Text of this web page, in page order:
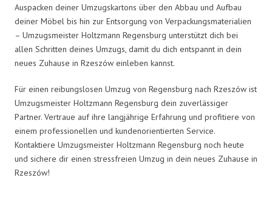
Auspacken deiner Umzugskartons über den Abbau und Aufbau
deiner Möbel bis hin zur Entsorgung von Verpackungsmaterialien
– Umzugsmeister Holtzmann Regensburg unterstützt dich bei
allen Schritten deines Umzugs, damit du dich entspannt in dein
neues Zuhause in Rzeszów einleben kannst.
Für einen reibungslosen Umzug von Regensburg nach Rzeszów ist
Umzugsmeister Holtzmann Regensburg dein zuverlässiger
Partner. Vertraue auf ihre langjährige Erfahrung und profitiere von
einem professionellen und kundenorientierten Service.
Kontaktiere Umzugsmeister Holtzmann Regensburg noch heute
und sichere dir einen stressfreien Umzug in dein neues Zuhause in
Rzeszów!